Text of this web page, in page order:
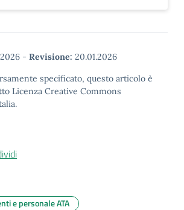
- Revisione: 20.01.2026
specificato, questo articolo è
Licenza Creative Commons
e personale ATA